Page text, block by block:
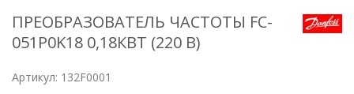
ПРЕОБРАЗОВАТЕЛЬ ЧАСТОТЫ FC-
051P0K18 0,18КВТ (220 В)
Артикул: 132F0001